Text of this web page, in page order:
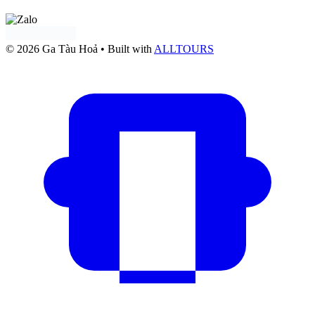
© 2026 Ga Tàu Hoả • Built with ALLTOURS